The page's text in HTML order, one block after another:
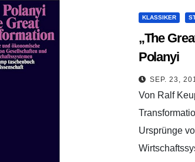
KLASSIKER
„The
Polanyi
SEP. 23,
Von Ralf
Ursprünge